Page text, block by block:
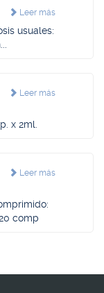
Leer más
usuales:
Leer más
x 2ml.
Leer más
comp